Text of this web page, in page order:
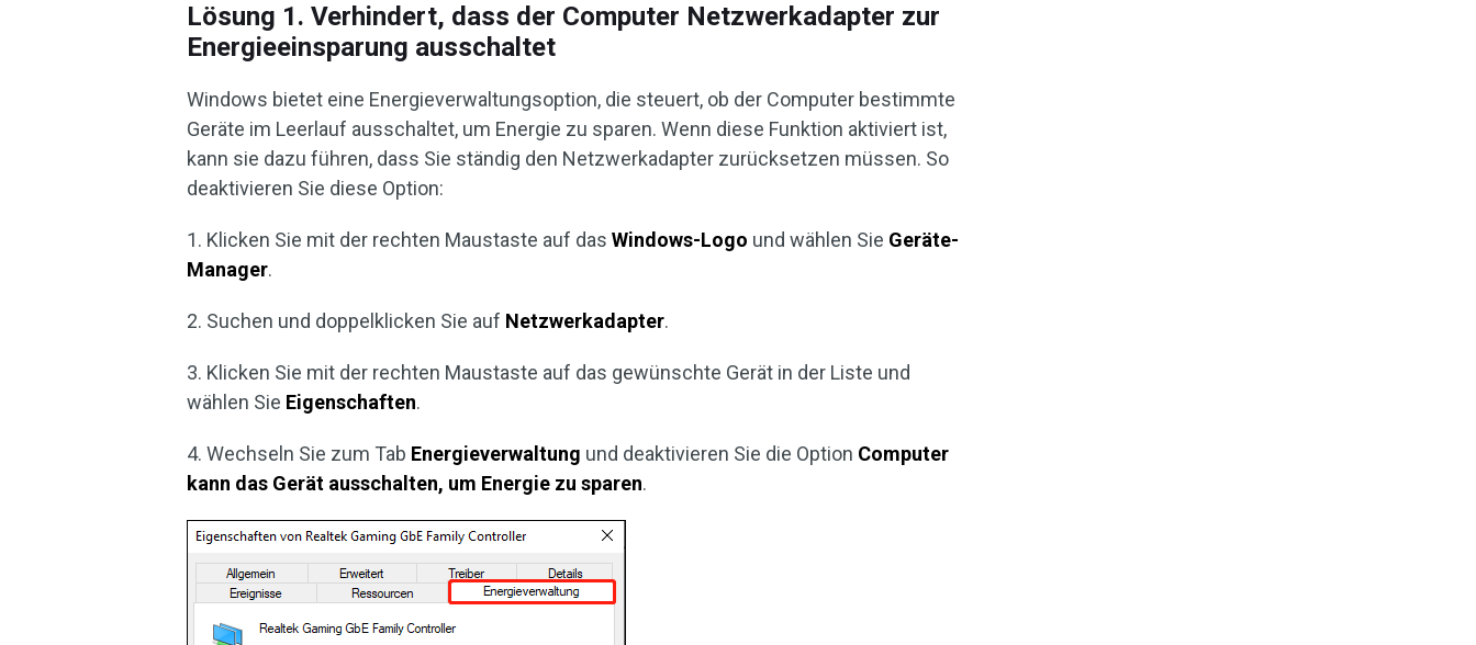
Lösung 1. Verhindert, dass der Computer Netzwerkadapter zur
Energieeinsparung ausschaltet
Windows bietet eine Energieverwaltungsoption, die steuert, ob der Computer bestimmte
Geräte im Leerlauf ausschaltet, um Energie zu sparen. Wenn diese Funktion aktiviert ist,
kann sie dazu führen, dass Sie ständig den Netzwerkadapter zurücksetzen müssen. So
deaktivieren Sie diese Option:
1. Klicken Sie mit der rechten Maustaste auf dasWindows-Logo und wählen Sie Geräte-
Manager.
2. Suchen und doppelklicken Sie auf Netzwerkadapter.
3. Klicken Sie mit der rechten Maustaste auf das gewünschte Gerät in der Liste und
wählen Sie Eigenschaften.
4. Wechseln Sie zum Tab Energieverwaltung und deaktivieren Sie die Option Computer
kann das Gerät ausschalten, um Energie zu sparen.